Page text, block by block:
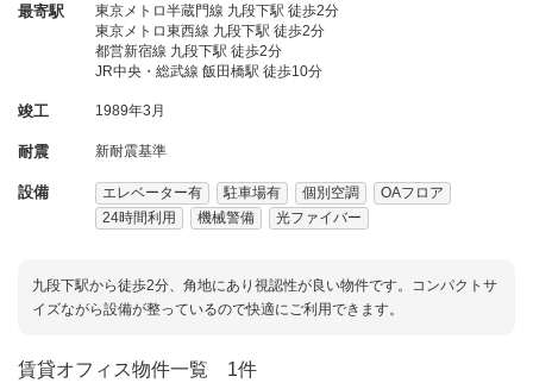
最寄駅
東京メトロ半蔵門線 九段下駅 徒歩2分
東京メトロ東西線 九段下駅 徒歩2分
都営新宿線 九段下駅 徒歩2分
JR中央・総武線 飯田橋駅 徒歩10分
竣工 1989年3月
耐震 新耐震基準
設備 エレベーター有 駐車場有 個別空調
OAフロア
24時間利用
機械警備 光ファイバー
九段下駅から徒歩2分、角地にあり視認性が良い物件です。コンパクトサ
イズながら設備が整っているので快適にご利用できます。
賃貸オフィス物件一覧 1件